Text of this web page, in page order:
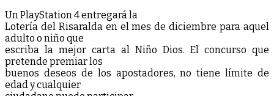
Un PlayStation 4 entregará la
Lotería del Risaralda en el mes de diciembre para aquel
adulto o niño que
escriba la mejor carta al Niño Dios. El concurso que
pretende premiar los
buenos deseos de los apostadores, no tiene límite de
edad y cualquier